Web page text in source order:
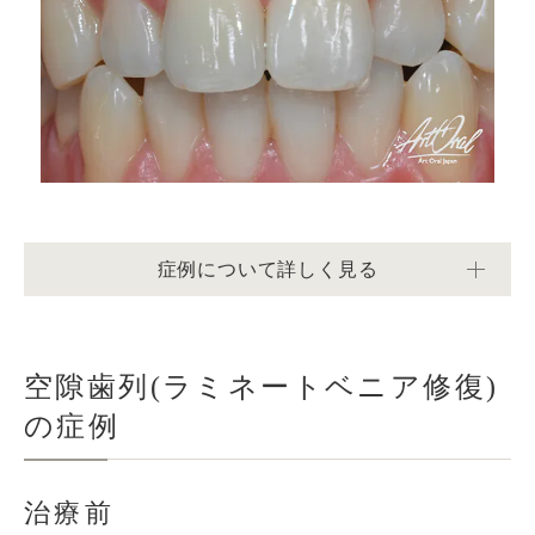
症例について詳しく見る
空隙歯列(ラミネートベニア修復)
の症例
治療前